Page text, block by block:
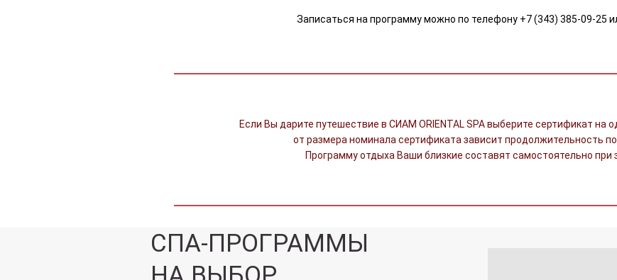
Записаться на программу можно по телефону +7 (343) 385-09-25
Если Вы дарите путешествие в СИАМ ORIENTAL SPA выберите сертификат на
от размера номинала сертификата зависит продолжительность
Программу отдыха Ваши близкие составят самостоятельно при
СПА-ПРОГРАММЫ